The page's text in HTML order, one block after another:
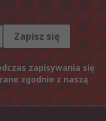
Zapisz się
zapisywania się
zgodnie z naszą